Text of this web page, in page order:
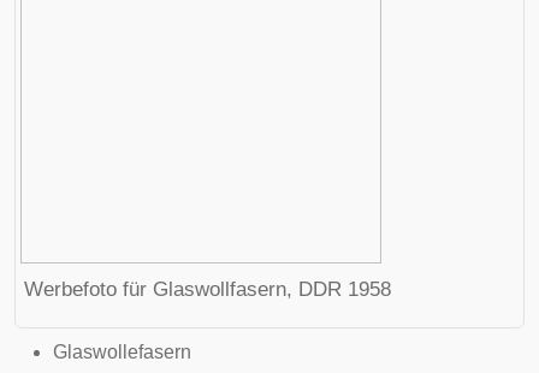
Werbefoto für Glaswollfasern, DDR 1958
Glaswollefasern